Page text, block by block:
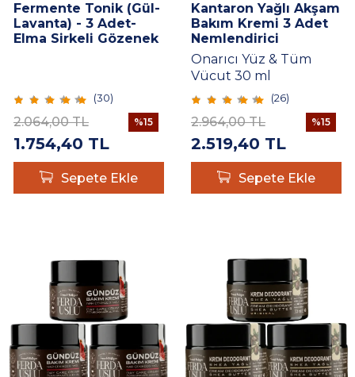
Fermente Tonik (Gül-
Lavanta) - 3 Adet-
Elma Sirkeli Gözenek
2.064,00TL
1.754,40 TL
%15
Sepete Ekle
(30)
Kantaron Yağlı Akşam
Bakım Kremi 3 Adet
Nemlendirici
Onarıcı Yüz & Tüm
Vücut 30 ml
2.964,00TL
2.519,40 TL
%15
Sepete Ekle
(26)